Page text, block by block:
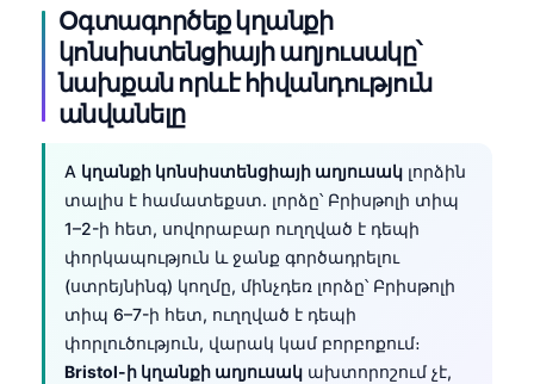
Օգտագործեք կղանքի
կոնսիստենցիայի աղյուսակը՝
նախքան որևէ հիվանդություն
անվանելը
A կղանքի կոնսիստենցիայի աղյուսակ լորձին
տալիս է համատեքստ. լորձը՝ Բրիսթոլի տիպ
1–2-ի հետ, սովորաբար ուղղված է դեպի
փորկապություն և ջանք գործադրելու
(ստրեյնինգ) կողմը, մինչդեռ լորձը՝ Բրիսթոլի
տիպ 6–7-ի հետ, ուղղված է դեպի
փորլուծություն, վարակ կամ բորբոքում։
Bristol-ի կղանքի աղյուսակ ախտորոշում չէ,